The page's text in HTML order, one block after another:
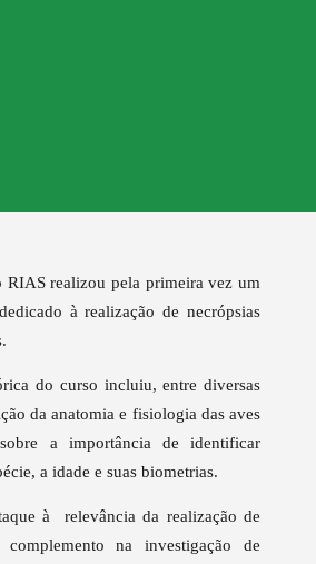
RIAS realizou pela primeira vez um
à realização de necrópsias
do curso incluiu, entre diversas
da anatomia e fisiologia das aves
sobre a importância de identificar
a idade e suas biometrias.
à relevância da realização de
complemento na investigação de